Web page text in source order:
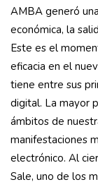
AMBA generó
económica, la
Este es el
eficacia en el
tiene entre sus
digital. La mayor
ámbitos de
manifestaciones
electrónico. Al
Sale, uno de los